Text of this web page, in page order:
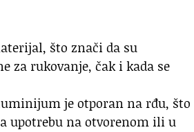
što znači da su
za rukovanje, čak i kada se
je otporan na rđu, što
upotrebu na otvorenom ili u